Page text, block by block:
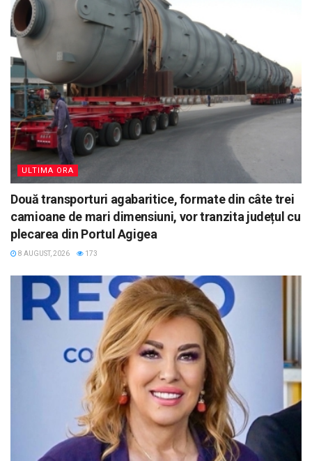
ULTIMA ORA
Două transporturi agabaritice, formate din câte trei
camioane de mari dimensiuni, vor tranzita județul cu
plecarea din Portul Agigea
8 AUGUST, 2026 173